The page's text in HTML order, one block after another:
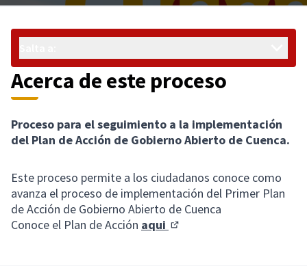
Acerca de este proceso
Proceso para el seguimiento a la implementación
del Plan de Acción de Gobierno Abierto de Cuenca.
Este proceso permite a los ciudadanos conoce como
avanza el proceso de implementación del Primer Plan
de Acción de Gobierno Abierto de Cuenca
Conoce el Plan de Acción aqui